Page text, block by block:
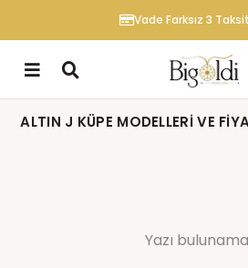
Vade Farksız 3
ALTIN J KÜPE MODELLERI VE
Yazı